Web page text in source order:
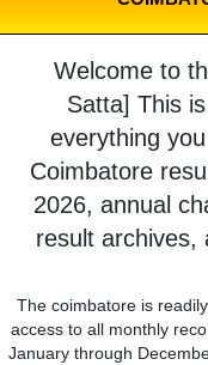
Welcome to
Satta] This
everything
Coimbatore
2026, annual
result archives,
The coimbatore is
access to all monthly
January through